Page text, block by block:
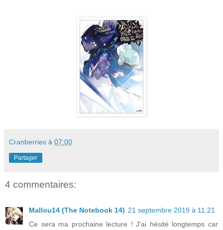
Cranberries à 07:00
Partager
4 commentaires:
Mallou14 (The Notebook 14) 21 septembre 2019 à 11:21
Ce sera ma prochaine lecture ! J'ai hésité longtemps car